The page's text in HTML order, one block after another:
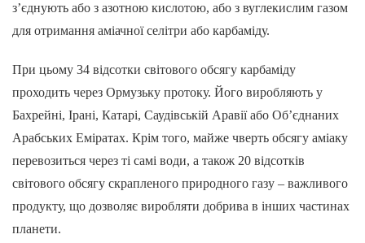
з’єднують або з азотною кислотою, або з вуглекислим газом
для отримання аміачної селітри або карбаміду.
При цьому 34 відсотки світового обсягу карбаміду
проходить через Ормузьку протоку. Його виробляють у
Бахрейні, Ірані, Катарі, Саудівській Аравії або Об’єднаних
Арабських Еміратах. Крім того, майже чверть обсягу аміаку
перевозиться через ті самі води, а також 20 відсотків
світового обсягу скрапленого природного газу – важливого
продукту, що дозволяє виробляти добрива в інших частинах
планети.